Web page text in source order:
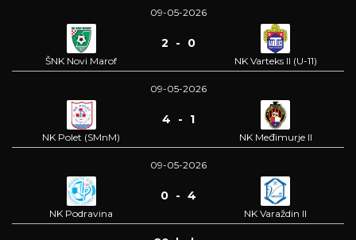
09-05-2026
ŠNK Novi Marof
2 - 0
NK Varteks II (U-11)
09-05-2026
NK Polet (SMnM)
4 - 1
NK Međimurje II
09-05-2026
NK Podravina
0 - 4
NK Varaždin II